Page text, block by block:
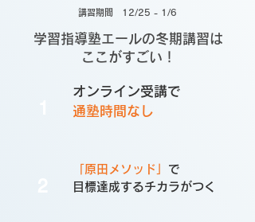
講習期間 12/25 - 1/6
学習指導塾エールの冬期講習は
ここがすごい！
オンライン受講で
通塾時間 なし
「原田メソッド」 で
目標達成するチカラがつく